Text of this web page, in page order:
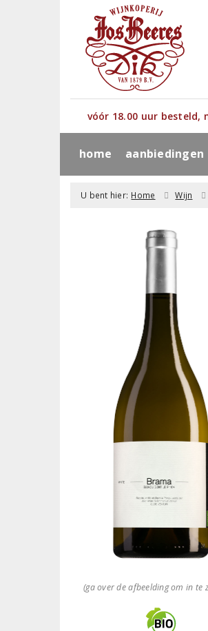
vóór 18.00 uur besteld,
home aanbiedingen
U bent hier: Home Wijn
(ga over de afbeelding om in te